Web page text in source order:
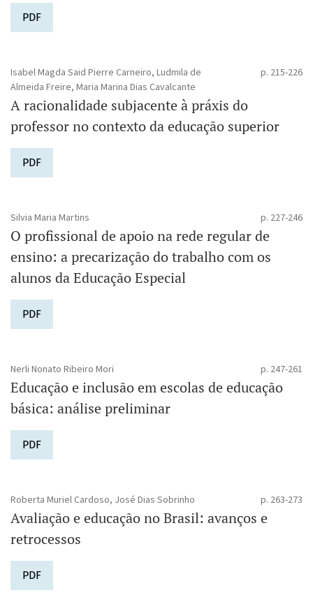
PDF
Isabel Magda Said Pierre Carneiro, Ludmila de
Almeida Freire, Maria Marina Dias Cavalcante
p. 215-226
A racionalidade subjacente à práxis do
professor no contexto da educação superior
PDF
Silvia Maria Martins p. 227-246
O profissional de apoio na rede regular de
ensino: a precarização do trabalho com os
alunos da Educação Especial
PDF
Nerli Nonato Ribeiro Mori p. 247-261
Educação e inclusão em escolas de educação
básica: análise preliminar
PDF
Roberta Muriel Cardoso, José Dias Sobrinho p. 263-273
Avaliação e educação no Brasil: avanços e
retrocessos
PDF